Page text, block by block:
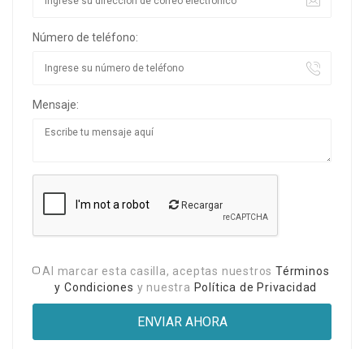
Número de teléfono:
Mensaje:
Recargar
Al marcar esta casilla, aceptas nuestros Términos
y Condiciones y nuestra Política de Privacidad